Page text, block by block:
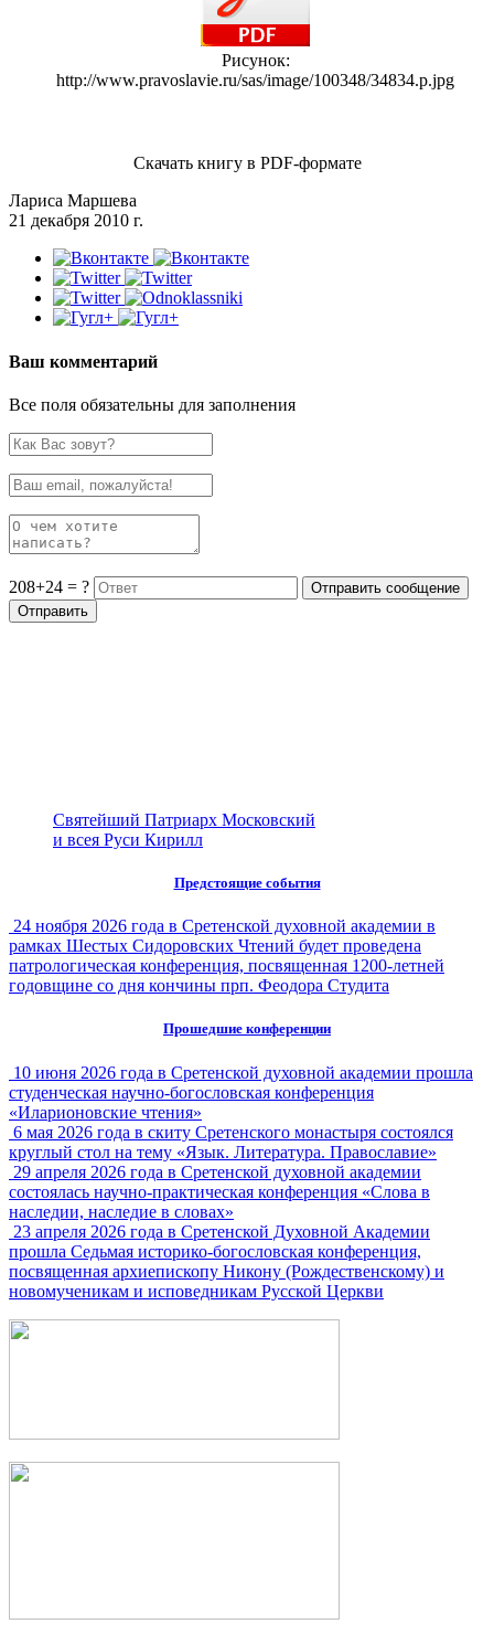
Рисунок:
http://www.pravoslavie.ru/sas/image/100348/34834.p.jpg
Скачать книгу в PDF-формате
Лариса Маршева
21 декабря 2010 г.
Ваш комментарий
Все поля обязательны для заполнения
208+24 = ?
Святейший Патриарх Московский
и всея Руси Кирилл
Предстоящие события
24 ноября 2026 года в Сретенской духовной академии в
рамках Шестых Сидоровских Чтений будет проведена
патрологическая конференция, посвященная 1200-летней
годовщине со дня кончины прп. Феодора Студита
Прошедшие конференции
10 июня 2026 года в Сретенской духовной академии прошла
студенческая научно-богословская конференция
«Иларионовские чтения»
6 мая 2026 года в скиту Сретенского монастыря состоялся
круглый стол на тему «Язык. Литература. Православие»
29 апреля 2026 года в Сретенской духовной академии
состоялась научно-практическая конференция «Слова в
наследии, наследие в словах»
23 апреля 2026 года в Сретенской Духовной Академии
прошла Седьмая историко-богословская конференция,
посвященная архиепископу Никону (Рождественскому) и
новомученикам и исповедникам Русской Церкви